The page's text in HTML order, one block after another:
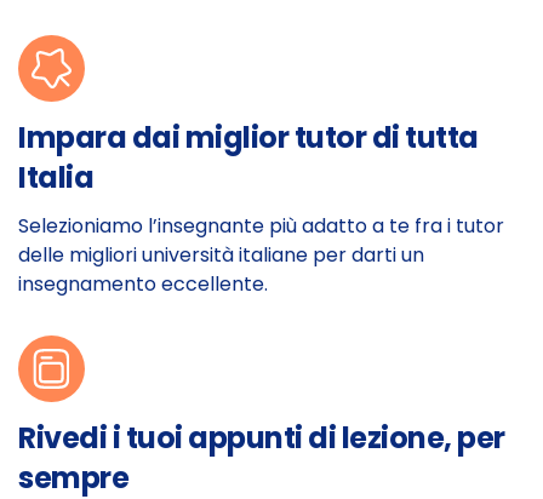
Impara dai miglior tutor di tutta
Italia
Selezioniamo l’insegnante più adatto a te fra i tutor
delle migliori università italiane per darti un
insegnamento eccellente.
Rivedi i tuoi appunti di lezione, per
sempre